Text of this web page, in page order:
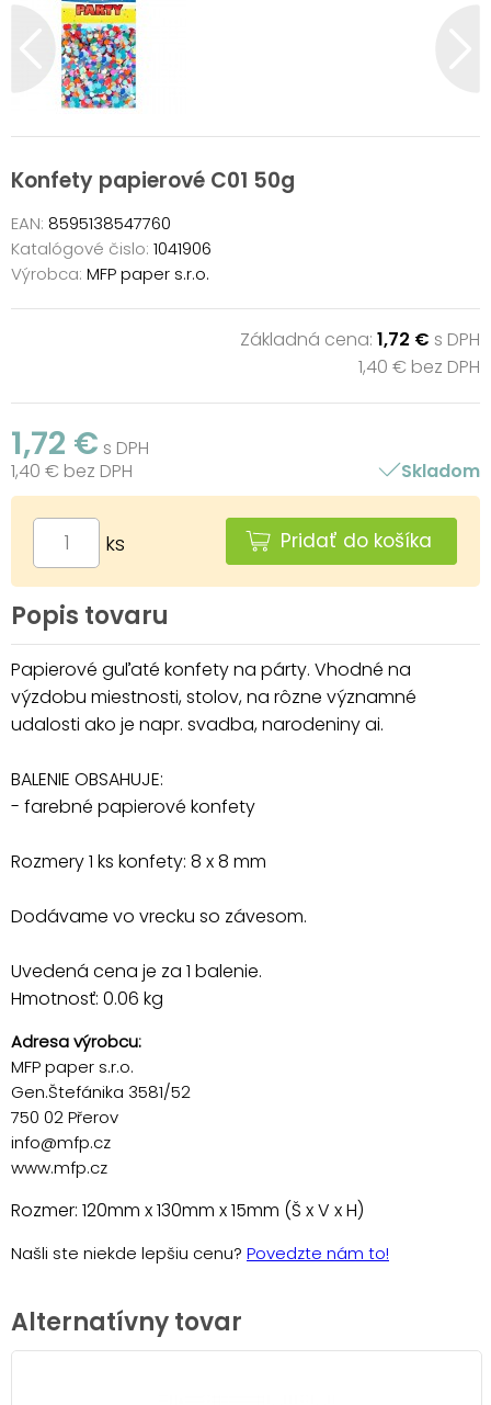
Konfety papierové C01 50g
EAN: 8595138547760
Katalógové čislo: 1041906
Výrobca: MFP paper s.r.o.
Základná cena: 1,72 € s DPH
1,40 € bez DPH
1,72 € s DPH
1,40 € bez DPH
Skladom
ks Pridať do košíka
Popis tovaru
Papierové guľaté konfety na párty. Vhodné na
výzdobu miestnosti, stolov, na rôzne významné
udalosti ako je napr. svadba, narodeniny ai.
BALENIE OBSAHUJE:
- farebné papierové konfety
Rozmery 1 ks konfety: 8 x 8 mm
Dodávame vo vrecku so závesom.
Uvedená cena je za 1 balenie.
Hmotnosť: 0.06 kg
Adresa výrobcu:
MFP paper s.r.o.
Gen.Štefánika 3581/52
750 02 Přerov
info@mfp.cz
www.mfp.cz
Rozmer: 120mm x 130mm x 15mm (Š x V x H)
Našli ste niekde lepšiu cenu? Povedzte nám to!
Alternatívny tovar